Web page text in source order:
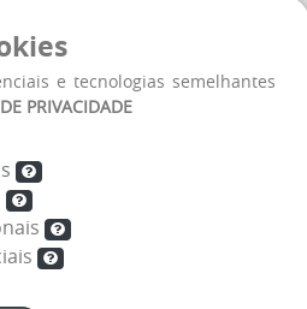
de Atendimento:
VOLTAR
AO TOPO
do site
e tecnologias semelhantes
PRIVACIDADE